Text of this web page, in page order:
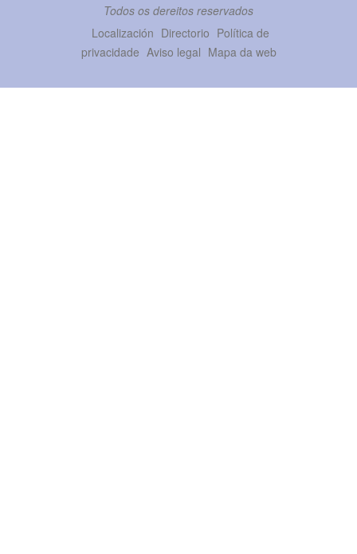
Todos os dereitos reservados
Localización Directorio Política de
privacidade Aviso legal Mapa da web